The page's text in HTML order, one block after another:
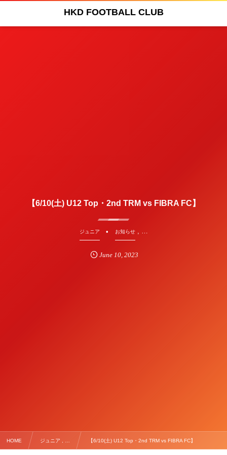
HKD FOOTBALL CLUB
【6/10(土) U12 Top・2nd TRM vs FIBRA FC】
ジュニア お知らせ, …
June 10 ,2023
HOME ジュニア , … 【6/10(土) U12 Top・2nd TRM vs FIBRA FC】